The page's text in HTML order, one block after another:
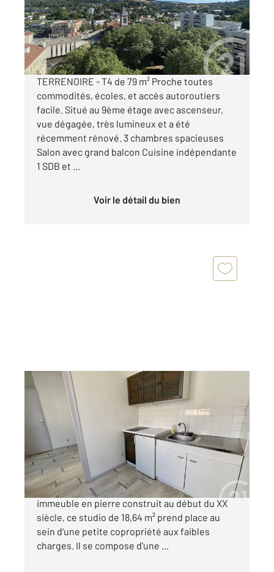
Appartement T4 à vendre
75 000 €
Visiter le site dédié
TERRENOIRE - T4 de 79 m² Proche toutes
commodités, écoles, et accès autoroutiers
facile. Situé au 9ème étage avec ascenseur,
vue dégagée, très lumineux et a été
récemment rénové. 3 chambres spacieuses
Salon avec grand balcon Cuisine indépendante
1 SDB et ...
Voir le détail du bien
ST ETIENNE 42
19 m
, 1 pièce
Ref : 3554
Appartement Studio à vendre
39 000 €
SECTEUR RUE MICHELET Situé au 2 étage d'un
immeuble en pierre construit au début du XX
siècle, ce studio de 18,64 m² prend place au
sein d'une petite copropriété aux faibles
charges. Il se compose d'une ...